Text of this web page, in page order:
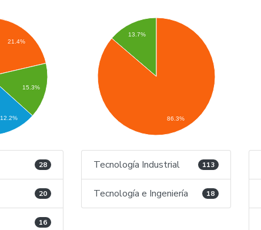
21.4%
15.3%
12.2%
28
20
16
13.7%
86.3%
Tecnología Industrial 113
Tecnología e Ingeniería 18